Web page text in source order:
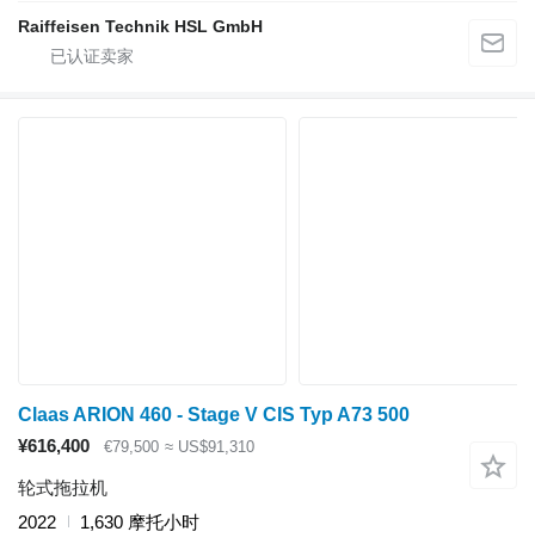
Raiffeisen Technik HSL GmbH
Claas ARION 460 - Stage V CIS Typ A73 500
¥616,400
€79,500 ≈ US$91,310
轮式拖拉机
2022
1,630 摩托小时